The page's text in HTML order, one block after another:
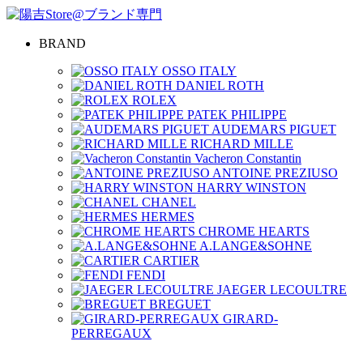
BRAND
OSSO ITALY
DANIEL ROTH
ROLEX
PATEK PHILIPPE
AUDEMARS PIGUET
RICHARD MILLE
Vacheron Constantin
ANTOINE PREZIUSO
HARRY WINSTON
CHANEL
HERMES
CHROME HEARTS
A.LANGE&SOHNE
CARTIER
FENDI
JAEGER LECOULTRE
BREGUET
GIRARD-
PERREGAUX